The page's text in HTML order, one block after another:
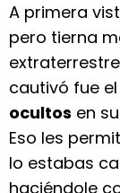
A primera
pero tierna
cautivó fue
ocultos en
Eso les
lo estabas
haciéndole